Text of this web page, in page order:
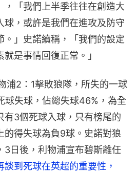
，「我們上半季往往在創造大
球，或許是我們在進攻及防守
。」史諾續稱，「我們的設定
是事情回復正常。」
浦2：1擊敗狼隊，所失的一球
球失球，佔總失球46%，為全
有3個死球入球，只有榜尾的
的得失球為負9球。史諾對狼
3日後，利物浦宣布碧斯離任
談到死球在英超的重要性，